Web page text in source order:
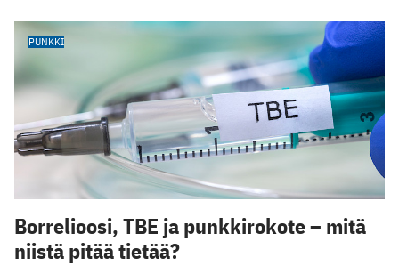
PUNKKI
Borrelioosi, TBE ja punkkirokote – mitä
niistä pitää tietää?